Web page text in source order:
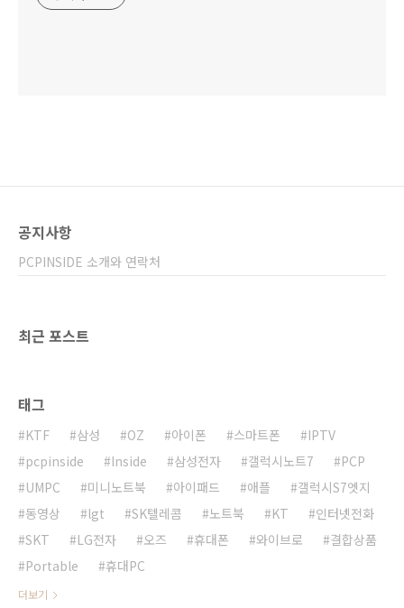
공지사항
PCPINSIDE 소개와 연락처
최근 포스트
태그
KTF 삼성 OZ 아이폰 스마트폰
IPTV
pcpinside
Inside 삼성전자 갤럭시노트7
PCP
UMPC
미니노트북 아이패드 애플
갤럭시S7엣지
동영상
lgt SK텔레콤 노트북 KT
인터넷전화
SKT
LG전자 오즈 휴대폰 와이브로
결합상품
Portable
휴대PC
더보기